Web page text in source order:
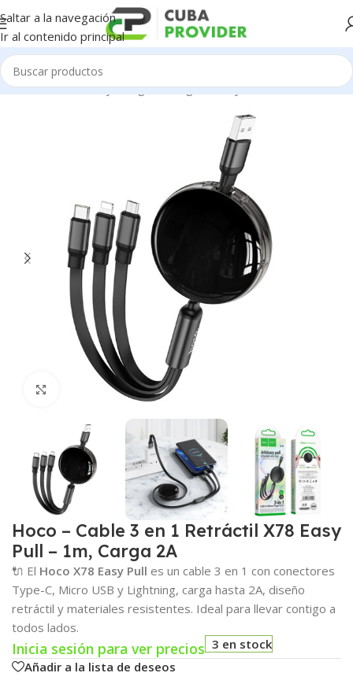
Saltar a la navegación
Ir al contenido principal
Inicio/Accesorios y Gadgets/Cargadores y cables
Click para agrandar
Hoco – Cable 3 en 1 Retráctil X78 Easy
Pull – 1m, Carga 2A
🔌 El Hoco X78 Easy Pull es un cable 3 en 1 con conectores
Type-C, Micro USB y Lightning, carga hasta 2A, diseño
retráctil y materiales resistentes. Ideal para llevar contigo a
todos lados.
Inicia sesión para ver precios 3 en stock
Añadir a la lista de deseos